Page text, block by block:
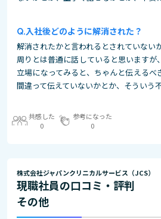
入社後どのように解消された？
解消されたかと言われるとされていない
周りとは普通に話していると思いますが
立場になってみると、ちゃんと伝えるべ
間違って伝えていないかとか、そういう
共感した
0
参考になった
0
株式会社ジャパンクリニカルサービス（JCS）
現職社員の口コミ・評判
その他